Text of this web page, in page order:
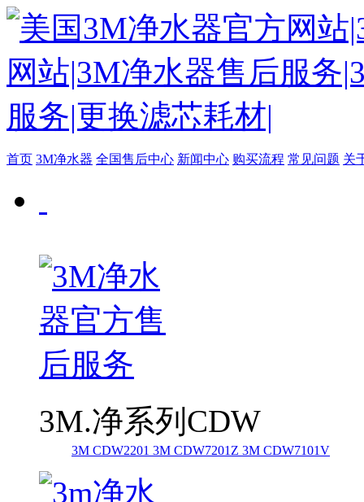
首页 3M净水器 全国售后中心 新闻中心 购买流程 常见问题 关
3M.净系列CDW
3M CDW2201 3M CDW7201Z 3M CDW7101V